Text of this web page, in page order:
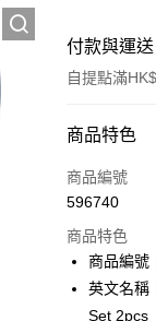
付款與運送
自提點滿
付款方式
信用卡
AlipayHK
PayMe
商品特色
商品編號
596740
商品特色
商品編號
英文名稱
Set 2pcs